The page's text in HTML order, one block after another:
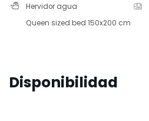
Hervidor agua
Queen sized bed 150x200 cm
Disponibilidad